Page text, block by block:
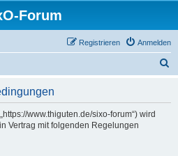
Forum
Anmelden
Registrieren
www.thiguten.de/sixo-forum“) wird
Vertrag mit folgenden Regelungen